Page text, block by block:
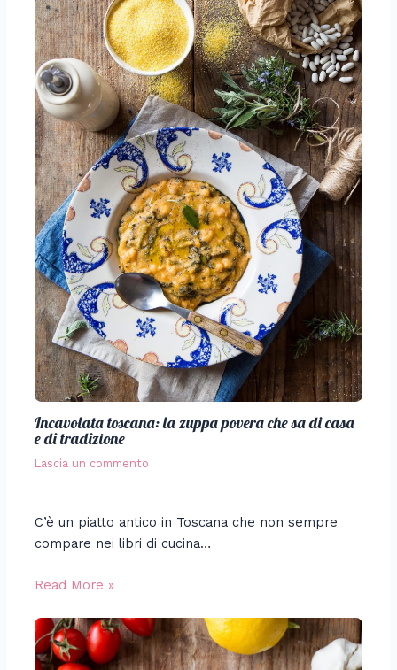
Incavolata toscana: la zuppa povera che sa di casa
e di tradizione
Lascia un commento
C’è un piatto antico in Toscana che non sempre
compare nei libri di cucina…
Read More »